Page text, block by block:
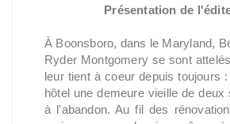
Présentation de
À Boonsboro, dans le Maryland,
Ryder Montgomery se sont
leur tient à coeur depuis toujours
hôtel une demeure vieille de
à l'abandon. Au fil des